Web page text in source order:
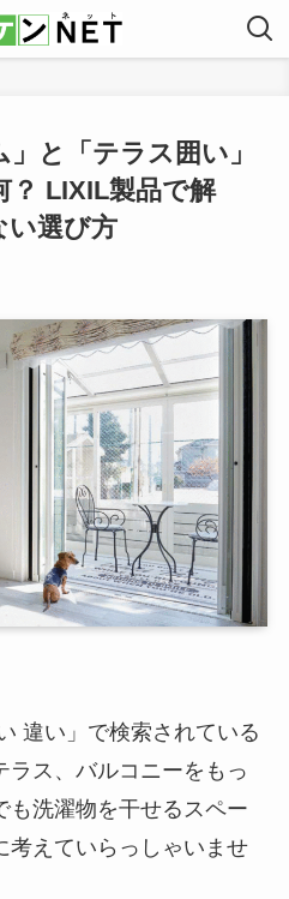
」と「テラス囲い」
？ LIXIL製品で解
い選び方
違い」で検索されている
ラス、バルコニーをもっ
も洗濯物を干せるスペー
考えていらっしゃいませ